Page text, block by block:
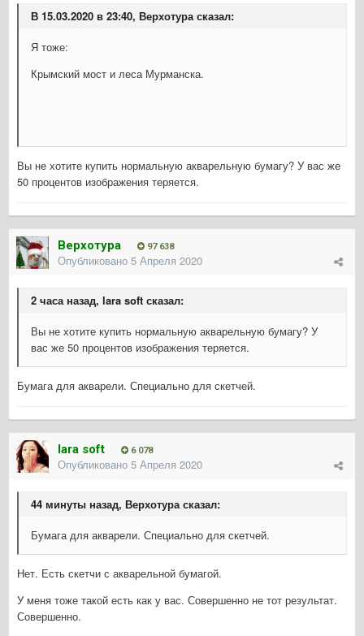
В 15.03.2020 в 23:40, Верхотура сказал:
Я тоже:
Крымский мост и леса Мурманска.
Вы не хотите купить нормальную акварельную бумагу? У вас же
50 процентов изображения теряется.
Верхотура 97 638
Опубликовано 5 Апреля 2020
2 часа назад, lara soft сказал:
Вы не хотите купить нормальную акварельную бумагу? У
вас же 50 процентов изображения теряется.
Бумага для акварели. Специально для скетчей.
lara soft 6 078
Опубликовано 5 Апреля 2020
44 минуты назад, Верхотура сказал:
Бумага для акварели. Специально для скетчей.
Нет. Есть скетчи с акварельной бумагой.
У меня тоже такой есть как у вас. Совершенно не тот результат.
Совершенно.